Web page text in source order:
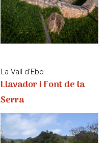
Benissa
Llavadors de Benissa